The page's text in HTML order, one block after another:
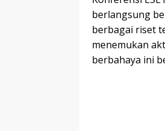
berlangsung
berbagai riset
menemukan
berbahaya ini